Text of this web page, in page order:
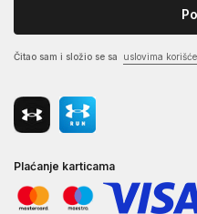
Čitao sam i složio se sa uslovima
Plaćanje karticama